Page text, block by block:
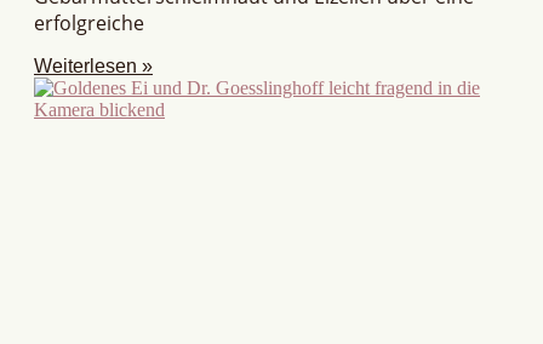
erfolgreiche
Weiterlesen »